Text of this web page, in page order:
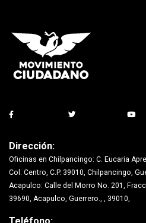
Dirección:
Oficinas en Chilpancingo: C. Eucaria
Col. Centro, C.P. 39010, Chilpancingo,
Acapulco: Calle del Morro No. 201,
39690, Acapulco, Guerrero., , 39010,